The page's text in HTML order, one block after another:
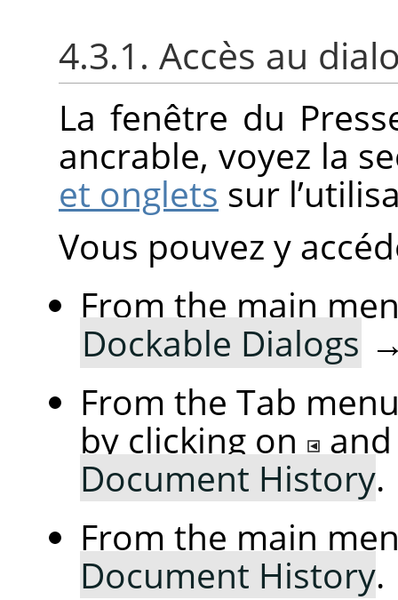
4.3.1. Accès au
La fenêtre du
ancrable, voyez la
et onglets sur
Vous pouvez y
From the main
Dockable Dialogs
From the Tab
by clicking on
Document History.
From the main
Document History.